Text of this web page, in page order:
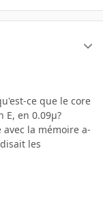
ce que le core
E, en 0.09µ?
la mémoire a-
les